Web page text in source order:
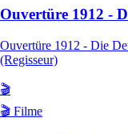
Ouvertüre 1912 -
Ouvertüre 1912 - Die
(Regisseur)
🎬
🎬 Filme